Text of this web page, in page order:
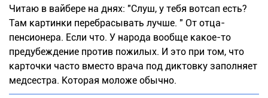
Читаю в вайбере на днях: "Слуш, у тебя вотсап есть?
Там картинки перебрасывать лучше. " От отца-
пенсионера. Если что. У народа вообще какое-то
предубеждение против пожилых. И это при том, что
карточки часто вместо врача под диктовку заполняет
медсестра. Которая моложе обычно.